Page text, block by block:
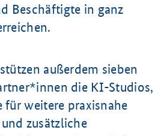
Beschäftigte in ganz
außerdem sieben
die KI-Studios,
für weitere praxisnahe
zusätzliche